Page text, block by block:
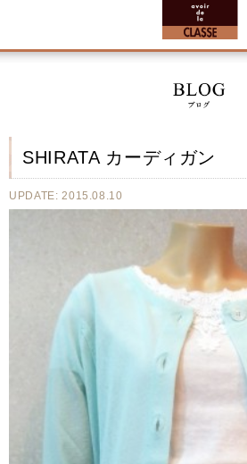
SHIRATA カーディガン
UPDATE: 2015.08.10